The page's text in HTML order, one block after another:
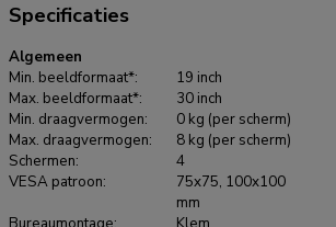
De monitorarm is eenvoudig in hoogte en
verstellen. Tevens kunt u het scherm
roteren. Hierdoor creëert u de ideale
werkhouding. Dit verkleint de kans op nek-
Kabels zijn netjes weg te werken aan de
horizontale arm. De FPMA-D700D4 heeft 1 draaipunt en is
geschikt voor schermen t/m 30" (76 cm).
van de arm is 8 kg per scherm. Dit product
Specificaties
Algemeen
Min. beeldformaat*:
19 inch
Max. beeldformaat*:
30 inch
Min. draagvermogen:
0 kg (per scherm)
Max. draagvermogen:
8 kg (per scherm)
Schermen:
4
VESA patroon:
75x75, 100x100
mm